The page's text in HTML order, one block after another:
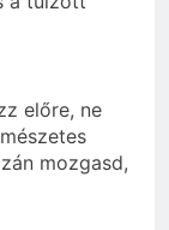
előre, ne
mozgasd,